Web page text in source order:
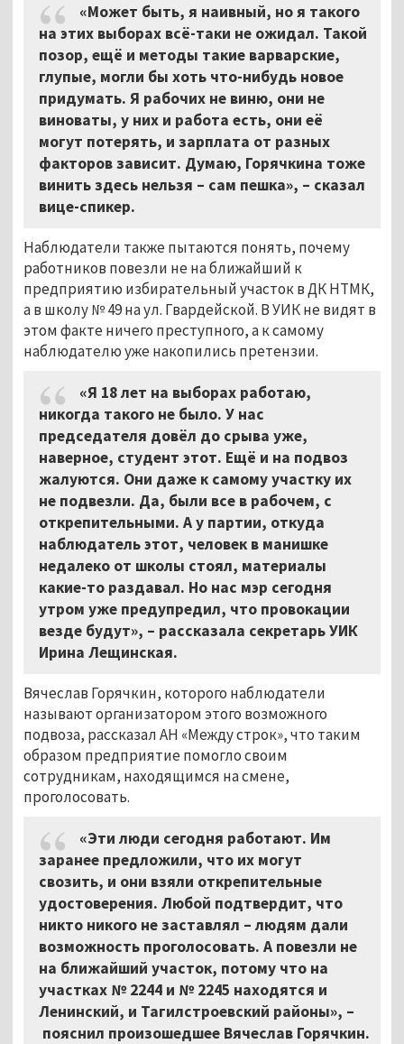
«Может быть, я наивный, но я такого
на этих выборах всё-таки не ожидал. Такой
позор, ещё и методы такие варварские,
глупые, могли бы хоть что-нибудь новое
придумать. Я рабочих не виню, они не
виноваты, у них и работа есть, они её
могут потерять, и зарплата от разных
факторов зависит. Думаю, Горячкина тоже
винить здесь нельзя – сам пешка», – сказал
вице-спикер.
Наблюдатели также пытаются понять, почему
работников повезли не на ближайший к
предприятию избирательный участок в ДК НТМК,
а в школу № 49 на ул. Гвардейской. В УИК не видят в
этом факте ничего преступного, а к самому
наблюдателю уже накопились претензии.
«Я 18 лет на выборах работаю,
никогда такого не было. У нас
председателя довёл до срыва уже,
наверное, студент этот. Ещё и на подвоз
жалуются. Они даже к самому участку их
не подвезли. Да, были все в рабочем, с
открепительными. А у партии, откуда
наблюдатель этот, человек в манишке
недалеко от школы стоял, материалы
какие-то раздавал. Но нас мэр сегодня
утром уже предупредил, что провокации
везде будут», – рассказала секретарь УИК
Ирина Лещинская.
Вячеслав Горячкин, которого наблюдатели
называют организатором этого возможного
подвоза, рассказал АН «Между строк», что таким
образом предприятие помогло своим
сотрудникам, находящимся на смене,
проголосовать.
«Эти люди сегодня работают. Им
заранее предложили, что их могут
свозить, и они взяли открепительные
удостоверения. Любой подтвердит, что
никто никого не заставлял – людям дали
возможность проголосовать. А повезли не
на ближайший участок, потому что на
участках № 2244 и № 2245 находятся и
Ленинский, и Тагилстроевский районы», –
пояснил произошедшее Вячеслав Горячкин.